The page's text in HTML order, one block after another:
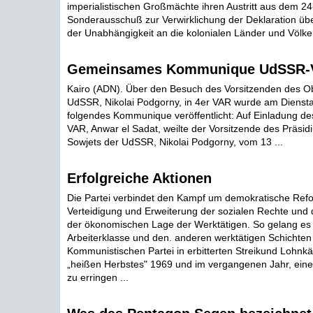
imperialistischen Großmächte ihren Austritt aus dem
Sonderausschuß zur Verwirklichung der Deklaration
der Unabhängigkeit an die kolonialen Länder und
Gemeinsames Kommunique UdSSR-
Kairo (ADN). Über den Besuch des Vorsitzenden des
UdSSR, Nikolai Podgorny, in 4er VAR wurde am
folgendes Kommunique veröffentlicht: Auf Einladung
VAR, Anwar el Sadat, weilte der Vorsitzende des
Sowjets der UdSSR, Nikolai Podgorny, vom 13 ...
Erfolgreiche Aktionen
Die Partei verbindet den Kampf um demokratische
Verteidigung und Erweiterung der sozialen Rechte und
der ökonomischen Lage der Werktätigen. So gelang
Arbeiterklasse und den. anderen werktätigen
Kommunistischen Partei in erbitterten Streikund
„heißen Herbstes" 1969 und im vergangenen Jahr,
zu erringen ...